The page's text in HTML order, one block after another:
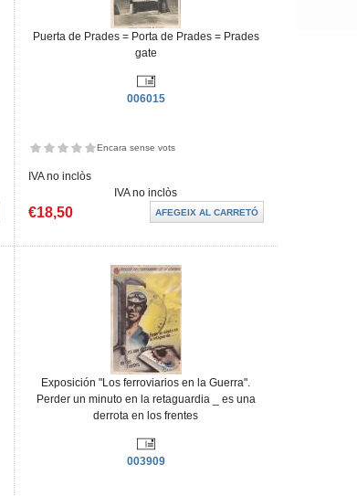
Puerta de Prades = Porta de Prades = Prades
gate
006015
Encara sense vots
IVA no inclòs
IVA no inclòs
€18,50
Exposición "Los ferroviarios en la Guerra".
Perder un minuto en la retaguardia _ es una
derrota en los frentes
003909